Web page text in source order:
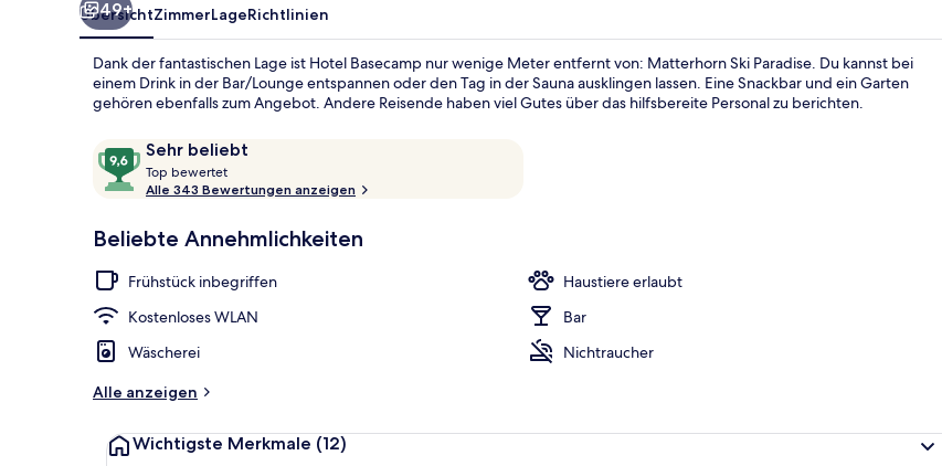
49+
ÜbersichtZimmerLageRichtlinien
Dank der fantastischen Lage ist Hotel Basecamp nur wenige Meter entfernt von: Matterhorn Ski Paradise. Du kannst bei
einem Drink in der Bar/Lounge entspannen oder den Tag in der Sauna ausklingen lassen. Eine Snackbar und ein Garten
gehören ebenfalls zum Angebot. Andere Reisende haben viel Gutes über das hilfsbereite Personal zu berichten.
Bewertungen
Sehr beliebt
9,6
von
10,
beliebt
Top bewertet
o
b
w
e
r
Alle 343 Bewertungen anzeigen
Beliebte Annehmlichkeiten
Frühstück inbegriffen
Haustiere erlaubt
Kostenloses WLAN
Bar
Wäscherei
Nichtraucher
Alle anzeigen
Wichtigste Merkmale (12)